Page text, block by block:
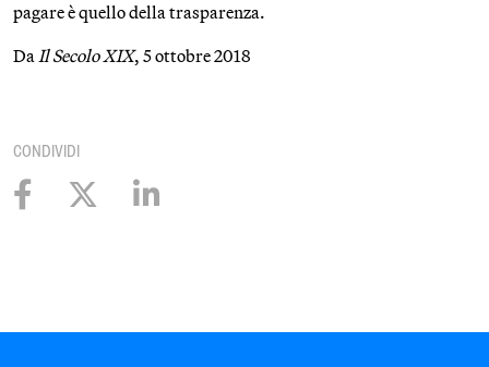
pagare è quello della trasparenza.
DaIl Secolo XIX, 5 ottobre 2018
CONDIVIDI